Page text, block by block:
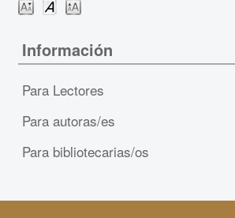
Información
Para Lectores
Para autoras/es
Para bibliotecarias/os